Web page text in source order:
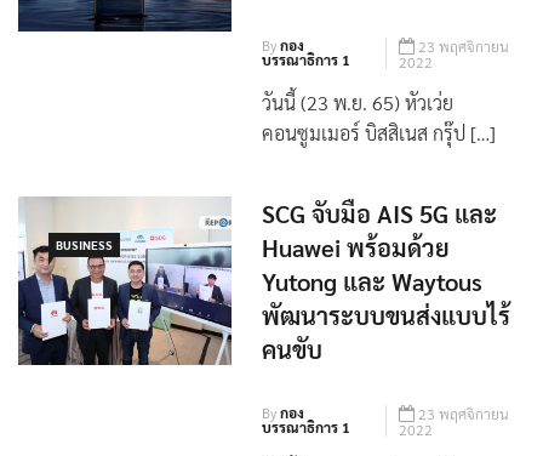
Byกอง
บรรณาธิการ 1
23 พฤศจิกายน
2022
วันนี้ (23 พ.ย. 65) หัวเว่ย
คอนซูมเมอร์ บิสสิเนส กรุ๊ป […]
BUSINESS
SCG จับมือ AIS 5G และ
Huawei พร้อมด้วย
Yutong และ Waytous
พัฒนาระบบขนส่งแบบไร้
คนขับ
Byกอง
บรรณาธิการ 1
23 พฤศจิกายน
2022